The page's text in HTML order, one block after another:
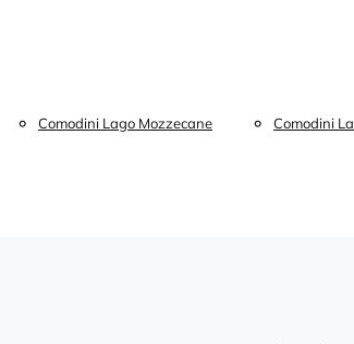
Comodini Lago Mozzecane Comodini